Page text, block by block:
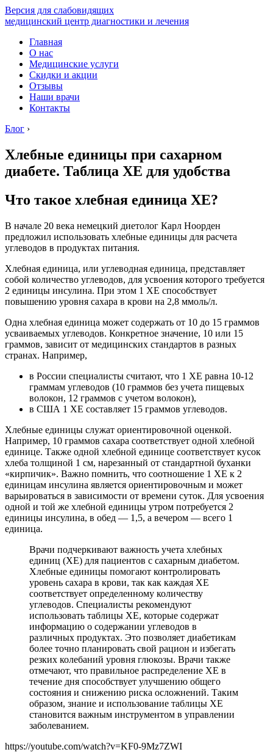
Версия для слабовидящих
медицинский центр диагностики и лечения
Главная
О нас
Медицинские услуги
Скидки и акции
Отзывы
Наши врачи
Контакты
Блог ›
Хлебные единицы при сахарном
диабете. Таблица ХЕ для удобства
Что такое хлебная единица ХЕ?
В начале 20 века немецкий диетолог Карл Ноорден
предложил использовать хлебные единицы для расчета
углеводов в продуктах питания.
Хлебная единица, или углеводная единица, представляет
собой количество углеводов, для усвоения которого требуется
2 единицы инсулина. При этом 1 ХЕ способствует
повышению уровня сахара в крови на 2,8 ммоль/л.
Одна хлебная единица может содержать от 10 до 15 граммов
усваиваемых углеводов. Конкретное значение, 10 или 15
граммов, зависит от медицинских стандартов в разных
странах. Например,
в России специалисты считают, что 1 ХЕ равна 10-12
граммам углеводов (10 граммов без учета пищевых
волокон, 12 граммов с учетом волокон),
в США 1 ХЕ составляет 15 граммов углеводов.
Хлебные единицы служат ориентировочной оценкой.
Например, 10 граммов сахара соответствует одной хлебной
единице. Также одной хлебной единице соответствует кусок
хлеба толщиной 1 см, нарезанный от стандартной буханки
«кирпичик». Важно помнить, что соотношение 1 ХЕ к 2
единицам инсулина является ориентировочным и может
варьироваться в зависимости от времени суток. Для усвоения
одной и той же хлебной единицы утром потребуется 2
единицы инсулина, в обед — 1,5, а вечером — всего 1
единица.
Врачи подчеркивают важность учета хлебных
единиц (ХЕ) для пациентов с сахарным диабетом.
Хлебные единицы помогают контролировать
уровень сахара в крови, так как каждая ХЕ
соответствует определенному количеству
углеводов. Специалисты рекомендуют
использовать таблицы ХЕ, которые содержат
информацию о содержании углеводов в
различных продуктах. Это позволяет диабетикам
более точно планировать свой рацион и избегать
резких колебаний уровня глюкозы. Врачи также
отмечают, что правильное распределение ХЕ в
течение дня способствует улучшению общего
состояния и снижению риска осложнений. Таким
образом, знание и использование таблицы ХЕ
становится важным инструментом в управлении
заболеванием.
https://youtube.com/watch?v=KF0-9Mz7ZWI